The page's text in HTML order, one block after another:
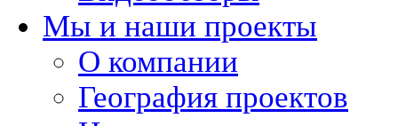
Мы и наши проекты
О компании
География проектов